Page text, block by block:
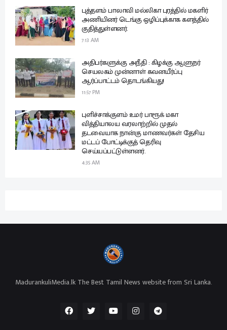
புத்தளம் பாலாவி மல்லிகா புரத்தில் மகளிர்
அணியினர் டெங்கு ஒழிப்புக்காக களத்தில்
குதித்துள்ளனர்.
7:13 AM
அதிபர்களுக்கு அநீதி : கிழக்கு ஆளுநர்
செயலகம் முன்னாள் கவனயீர்ப்பு
ஆர்ப்பாட்டம் தொடங்கியது!
11:57 PM
புளிச்சாக்குளம் உமர் பாரூக் மகா
வித்தியாலய வரலாற்றில் முதல்
தடவையாக நான்கு மாணவர்கள் தேசிய
மட்டப் போட்டிக்குத் தெரிவு
செய்யப்பட்டுள்ளனர்.
4:35 AM
MadurankuliMedia.lk The Best Tamil News website from Sri Lanka.